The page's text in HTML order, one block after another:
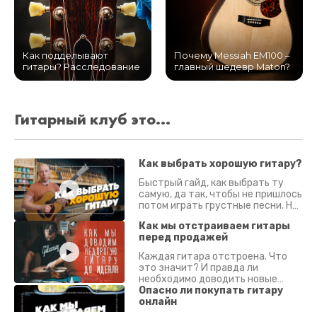
Как подделывают
гитары? Расследование
Почему Messiah EM100 –
главный шедевр Maton?
Гитарный клуб это...
Как выбрать хорошую гитару?
Быстрый гайд, как выбрать ту
самую, да так, чтобы не пришлось
потом играть грустные песни. На
Как мы отстраиваем гитары
перед продажей
Каждая гитара отстроена. Что
это значит? И правда ли
необходимо доводить новые
гитары? Если кратко - да.
Подробно - в видео :)
Опасно ли покупать гитару
онлайн